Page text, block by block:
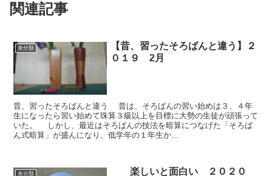
関連記事
未分類
【昔、習ったそろばんと違う】２
０１９ 2月
昔、習ったそろばんと違う 昔は、そろばんの習い始めは３、４年
生になったら習い始めて珠算３級以上を目標に大勢の生徒が頑張って
いた。 しかし、最近はそろばんの技法を暗算につなげた「そろば
ん式暗算」が盛んになり、低学年の１年生か...
未分類
楽しいと面白い ２０２０